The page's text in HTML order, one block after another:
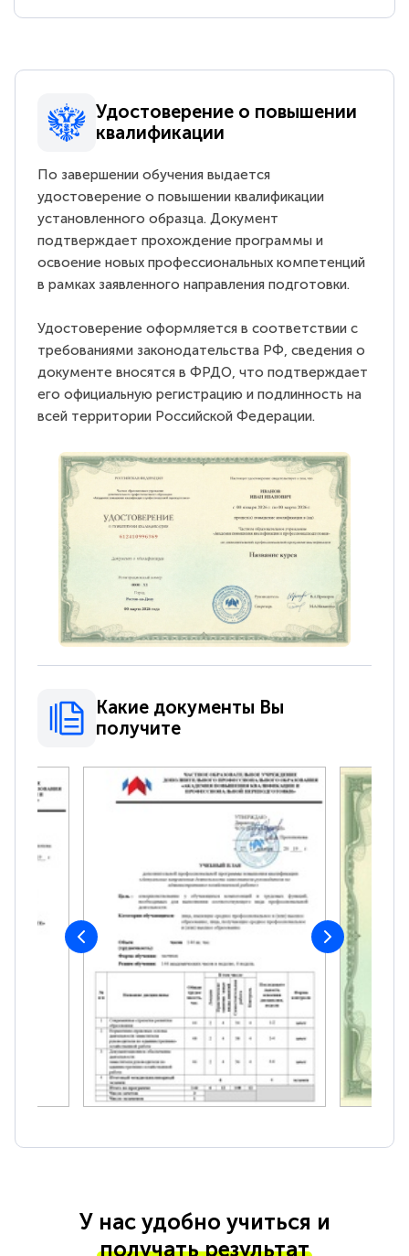
Удостоверение о повышении
квалификации
По завершении обучения выдается
удостоверение о повышении квалификации
установленного образца. Документ
подтверждает прохождение программы и
освоение новых профессиональных компетенций
в рамках заявленного направления подготовки.
Удостоверение оформляется в соответствии с
требованиями законодательства РФ, сведения о
документе вносятся в ФРДО, что подтверждает
его официальную регистрацию и подлинность на
всей территории Российской Федерации.
Какие документы Вы
получите
У нас удобно учиться и
получать результат